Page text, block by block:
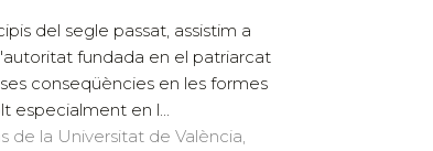
del segle passat, assistim a
fundada en el patriarcat
conseqüències en les formes
especialment en l...
de la Universitat de València,